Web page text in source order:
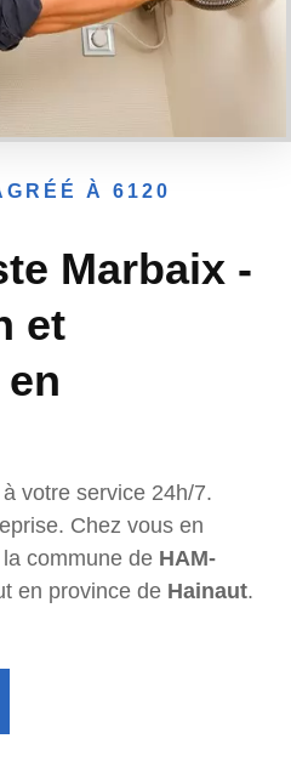
À 6120
Marbaix -
et
votre service 24h/7.
Chez vous en
commune de HAM-
en province de Hainaut.